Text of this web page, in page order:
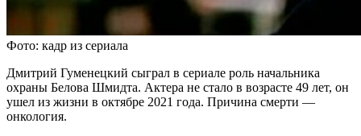
Фото: кадр из сериала
Дмитрий Гуменецкий сыграл в сериале роль начальника
охраны Белова Шмидта. Актера не стало в возрасте 49 лет, он
ушел из жизни в октябре 2021 года. Причина смерти —
онкология.